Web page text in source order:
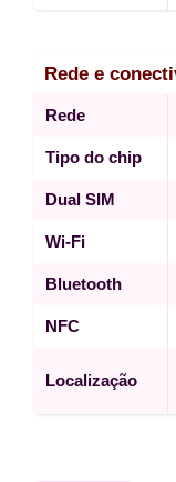
Rede e
Rede
Tipo do chip
Dual SIM
Wi-Fi
Bluetooth
NFC
Localização